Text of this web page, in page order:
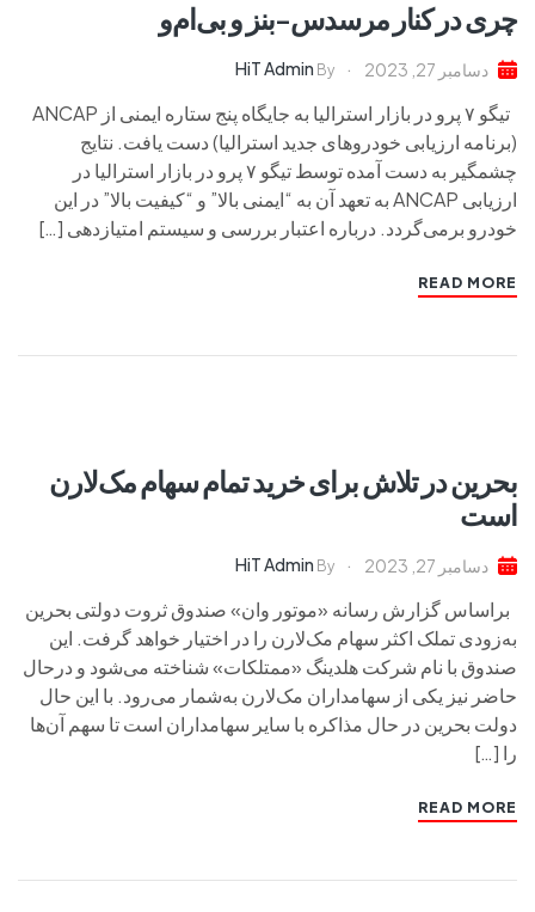
چری در کنار مرسدس-بنز و بی‌ام‌و
دسامبر 27, 2023 By
HiT Admin
تیگو ۷ پرو در بازار استرالیا به جایگاه پنج ستاره ایمنی از ANCAP
(برنامه ارزیابی خودروهای جدید استرالیا) دست یافت. نتایج
چشمگیر به دست آمده توسط تیگو ۷ پرو در بازار استرالیا در
ارزیابی ANCAP به تعهد آن به “ایمنی بالا” و “کیفیت بالا” در این
خودرو برمی‌گردد. درباره اعتبار بررسی‌ و سیستم امتیازدهی […]
READ MORE
بحرین در تلاش برای خرید تمام سهام مک‌لارن
است
دسامبر 27, 2023 By
HiT Admin
براساس گزارش رسانه «موتور وان» صندوق ثروت دولتی بحرین
به‌زودی تملک اکثر سهام مک‌لارن را در اختیار خواهد گرفت. این
صندوق با نام شرکت هلدینگ «ممتلکات» شناخته می‌شود و درحال
حاضر نیز یکی از سهامداران مک‌لارن به‌شمار می‌رود. با این حال
دولت بحرین در حال مذاکره با سایر سهامداران است تا سهم آن‌ها
را […]
READ MORE